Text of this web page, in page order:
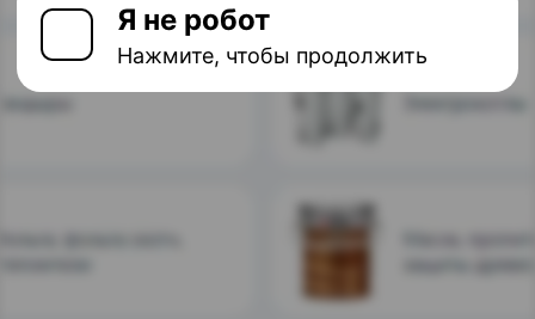
Я не робот
Нажмите, чтобы продолжить